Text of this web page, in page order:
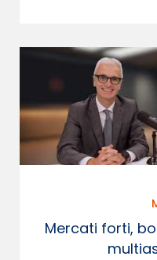
Mercati forti,